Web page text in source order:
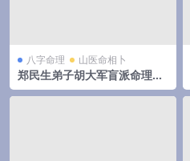
八字命理 山医命相卜
郑民生弟子胡大军盲派命理秘
诀《秘传十排歌,八字,十二道
门绝技》